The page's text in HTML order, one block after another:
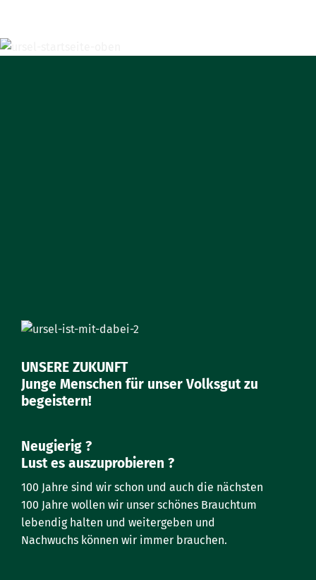
UNSERE ZUKUNFT
Junge Menschen für unser Volksgut zu
begeistern!
Neugierig ?
Lust es auszuprobieren ?
100 Jahre sind wir schon und auch die nächsten
100 Jahre wollen wir unser schönes Brauchtum
lebendig halten und weitergeben und
Nachwuchs können wir immer brauchen.